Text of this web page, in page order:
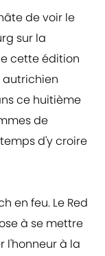
de voir le
sur la
cette édition
autrichien
ce huitième
de
d'y croire
en feu. Le Red
à se mettre
l'honneur à la